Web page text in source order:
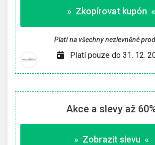
» Zkopírovat kupón «
Platí na všechny nezlevněné
Platí pouze do 31. 12.
Akce a slevy až
» Zobrazit slevu «